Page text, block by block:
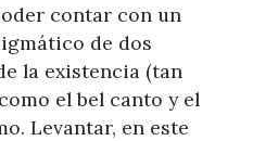
contar con un
de dos
la existencia (tan
el bel canto y el
Levantar, en este